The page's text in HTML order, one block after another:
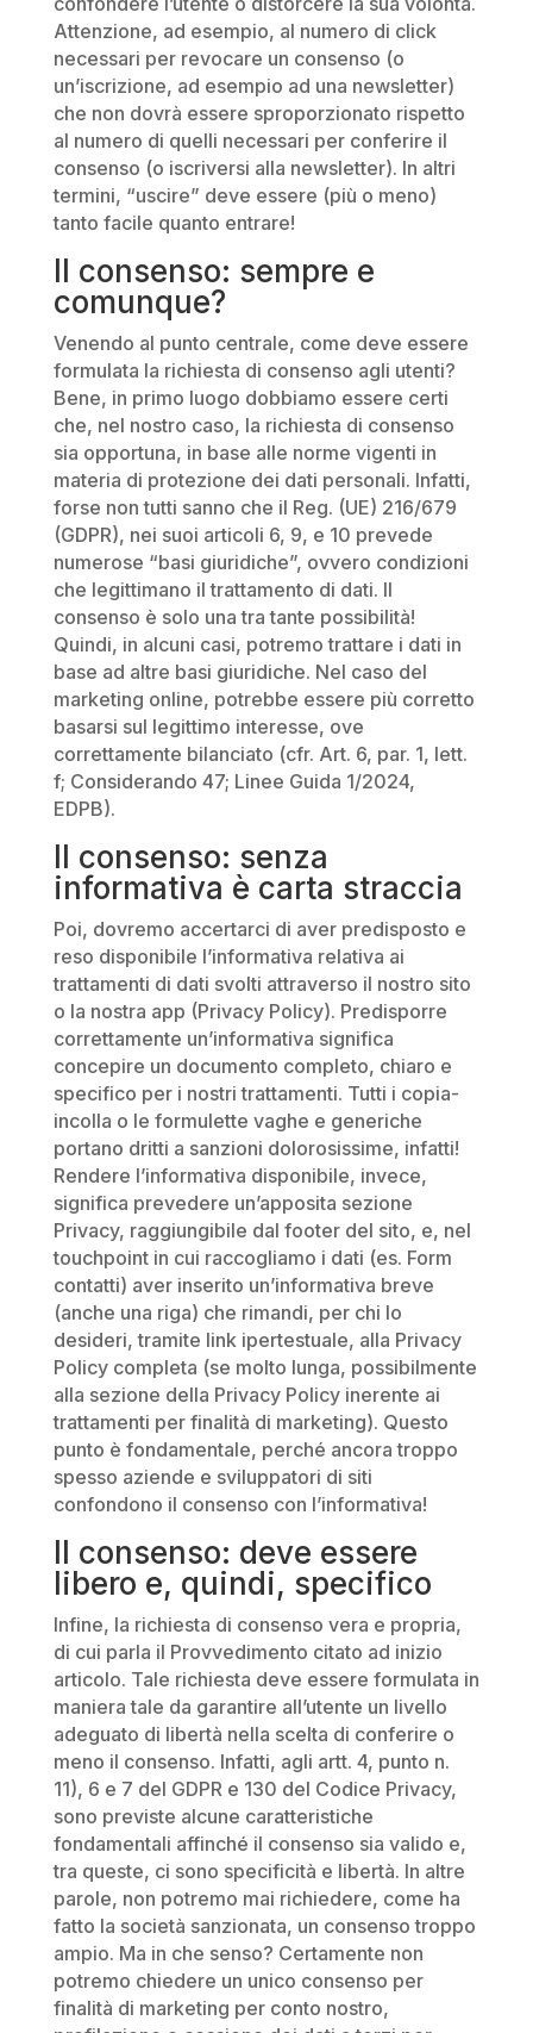
Attenzione, ad esempio, al numero di click
necessari per revocare un consenso (o
un’iscrizione, ad esempio ad una newsletter)
che non dovrà essere sproporzionato rispetto
al numero di quelli necessari per conferire il
consenso (o iscriversi alla newsletter). In altri
termini, “uscire” deve essere (più o meno)
tanto facile quanto entrare!
Il consenso: sempre e
comunque?
Venendo al punto centrale, come deve essere
formulata la richiesta di consenso agli utenti?
Bene, in primo luogo dobbiamo essere certi
che, nel nostro caso, la richiesta di consenso
sia opportuna, in base alle norme vigenti in
materia di protezione dei dati personali. Infatti,
forse non tutti sanno che il Reg. (UE) 216/679
(GDPR), nei suoi articoli 6, 9, e 10 prevede
numerose “basi giuridiche”, ovvero condizioni
che legittimano il trattamento di dati. Il
consenso è solo una tra tante possibilità!
Quindi, in alcuni casi, potremo trattare i dati in
base ad altre basi giuridiche. Nel caso del
marketing online, potrebbe essere più corretto
basarsi sul legittimo interesse, ove
correttamente bilanciato (cfr. Art. 6, par. 1, lett.
f; Considerando 47; Linee Guida 1/2024,
EDPB).
Il consenso: senza
informativa è carta straccia
Poi, dovremo accertarci di aver predisposto e
reso disponibile l’informativa relativa ai
trattamenti di dati svolti attraverso il nostro sito
o la nostra app (Privacy Policy). Predisporre
correttamente un’informativa significa
concepire un documento completo, chiaro e
specifico per i nostri trattamenti. Tutti i copia-
incolla o le formulette vaghe e generiche
portano dritti a sanzioni dolorosissime, infatti!
Rendere l’informativa disponibile, invece,
significa prevedere un’apposita sezione
Privacy, raggiungibile dal footer del sito, e, nel
touchpoint in cui raccogliamo i dati (es. Form
contatti) aver inserito un’informativa breve
(anche una riga) che rimandi, per chi lo
desideri, tramite link ipertestuale, alla Privacy
Policy completa (se molto lunga, possibilmente
alla sezione della Privacy Policy inerente ai
trattamenti per finalità di marketing). Questo
punto è fondamentale, perché ancora troppo
spesso aziende e sviluppatori di siti
confondono il consenso con l’informativa!
Il consenso: deve essere
libero e, quindi, specifico
Infine, la richiesta di consenso vera e propria,
di cui parla il Provvedimento citato ad inizio
articolo. Tale richiesta deve essere formulata in
maniera tale da garantire all’utente un livello
adeguato di libertà nella scelta di conferire o
meno il consenso. Infatti, agli artt. 4, punto n.
11), 6 e 7 del GDPR e 130 del Codice Privacy,
sono previste alcune caratteristiche
fondamentali affinché il consenso sia valido e,
tra queste, ci sono specificità e libertà. In altre
parole, non potremo mai richiedere, come ha
fatto la società sanzionata, un consenso troppo
ampio. Ma in che senso? Certamente non
potremo chiedere un unico consenso per
finalità di marketing per conto nostro,